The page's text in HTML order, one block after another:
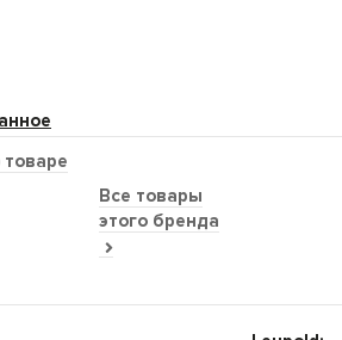
Все товары
этого бренда